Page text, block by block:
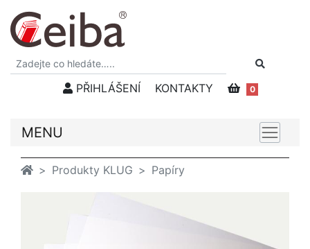
PŘIHLÁŠENÍ KONTAKTY 0
MENU
Produkty KLUG Papíry